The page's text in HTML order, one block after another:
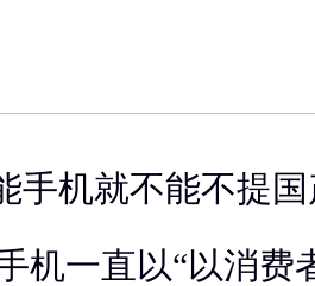
手机就不能不提
机一直以“以消费